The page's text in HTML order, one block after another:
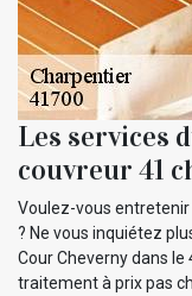
Les services
couvreur 41
Voulez-vous
? Ne vous inquiétez
Cour Cheverny dans
traitement à prix pas